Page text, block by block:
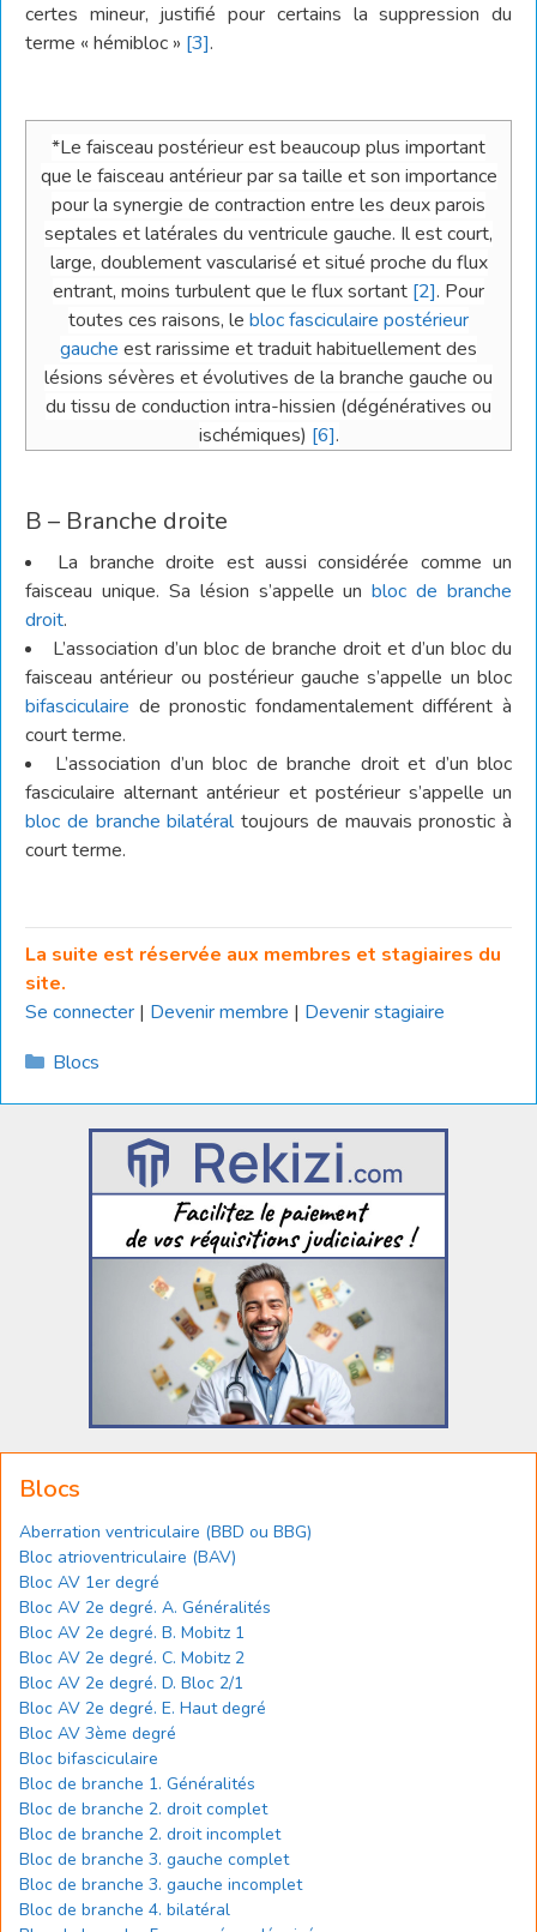
certes mineur, justifié pour certains la suppression du
terme « hémibloc » [3].
*Le faisceau postérieur est beaucoup plus important
que le faisceau antérieur par sa taille et son importance
pour la synergie de contraction entre les deux parois
septales et latérales du ventricule gauche. Il est court,
large, doublement vascularisé et situé proche du flux
entrant, moins turbulent que le flux sortant [2]. Pour
toutes ces raisons, le bloc fasciculaire postérieur
gauche est rarissime et traduit habituellement des
lésions sévères et évolutives de la branche gauche ou
du tissu de conduction intra-hissien (dégénératives ou
ischémiques) [6].
B – Branche droite
La branche droite est aussi considérée comme un
faisceau unique. Sa lésion s’appelle unbloc de branche
droit.
L’association d’un bloc de branche droit et d’un bloc du
faisceau antérieur ou postérieur gauche s’appelle un bloc
bifasciculaire de pronostic fondamentalement différent à
court terme.
L’association d’un bloc de branche droit et d’un bloc
fasciculaire alternant antérieur et postérieur s’appelle un
bloc de branche bilatéraltoujours de mauvais pronostic à
court terme.
La suite est réservée aux membres et stagiaires du
site.
Se connecter | Devenir membre | Devenir stagiaire
Catégories
Blocs
Blocs
Aberration ventriculaire (BBD ou BBG)
Bloc atrioventriculaire (BAV)
Bloc AV 1er degré
Bloc AV 2e degré. A. Généralités
Bloc AV 2e degré. B. Mobitz 1
Bloc AV 2e degré. C. Mobitz 2
Bloc AV 2e degré. D. Bloc 2/1
Bloc AV 2e degré. E. Haut degré
Bloc AV 3ème degré
Bloc bifasciculaire
Bloc de branche 1. Généralités
Bloc de branche 2. droit complet
Bloc de branche 2. droit incomplet
Bloc de branche 3. gauche complet
Bloc de branche 3. gauche incomplet
Bloc de branche 4. bilatéral